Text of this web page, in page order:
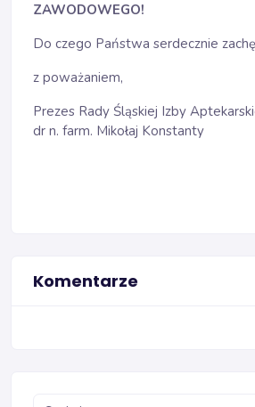
ZAWODOWEGO!
Do czego Państwa serdecznie
z poważaniem,
Prezes Rady Śląskiej Izby
dr n. farm. Mikołaj Konstanty
Komentarze